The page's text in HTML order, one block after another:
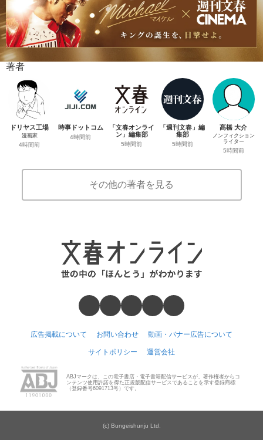
著者
ドリヤス工場
漫画家
4時間前
時事ドットコム
4時間前
「文春オンライ
ン」編集部
5時間前
「週刊文春」編
集部
5時間前
髙橋 大介
ノンフィクション
ライター
5時間前
その他の著者を見る
広告掲載について お問い合わせ 動画・バナー広告について
サイトポリシー 運営会社
ABJマークは、この電子書店・電子書籍配信サービスが、著作権者からコ
ンテンツ使用許諾を得た正規版配信サービスであることを示す登録商標
（登録番号6091713号）です。
(c) Bungeishunju Ltd.